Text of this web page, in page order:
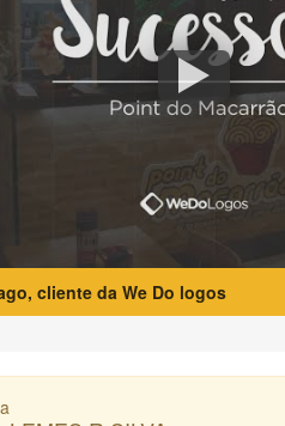
cliente da We Do logos